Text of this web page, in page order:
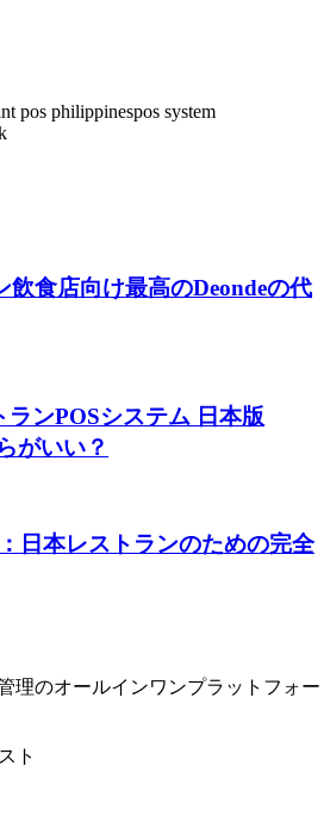
pos philippinespos system
飲食店向け最高のDeondeの代
ンPOSシステム 日本版
がいい？
日本レストランのための完全
理のオールインワンプラットフォー
ト